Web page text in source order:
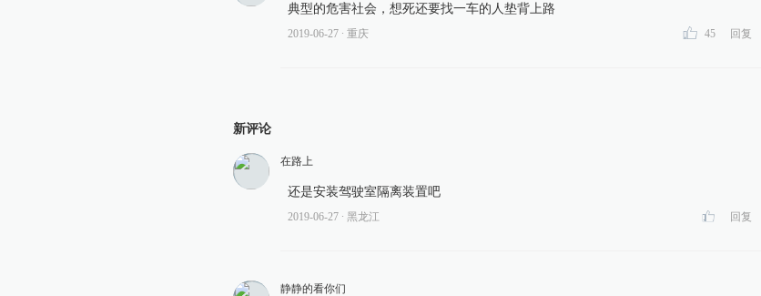
典型的危害社会，想死还要找一车的人垫背上路
2019-06-27 ∙ 重庆 45 回复
新评论
在路上
还是安装驾驶室隔离装置吧
2019-06-27 ∙ 黑龙江 回复
静静的看你们